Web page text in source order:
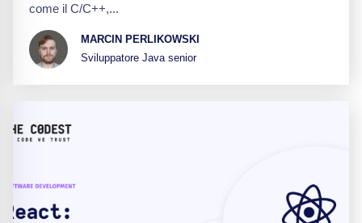
come il C/C++,...
MARCIN PERLIKOWSKI
Sviluppatore Java senior